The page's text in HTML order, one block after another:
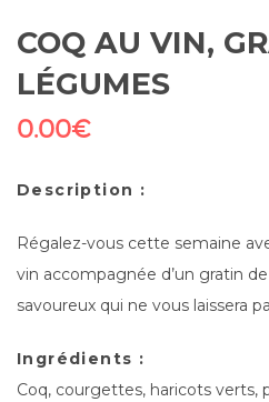
COQ AU VIN,
LÉGUMES
0.00€
Description :
Régalez-vous cette semaine
vin accompagnée d’un gratin
savoureux qui ne vous laissera
Ingrédients :
Coq, courgettes, haricots verts,